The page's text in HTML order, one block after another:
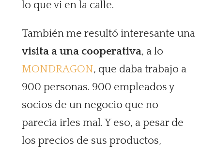
lo que vi en la calle.
También me resultó interesante una
visita a una cooperativa, a lo
MONDRAGON, que daba trabajo a
900 personas. 900 empleados y
socios de un negocio que no
parecía irles mal. Y eso, a pesar de
los precios de sus productos,